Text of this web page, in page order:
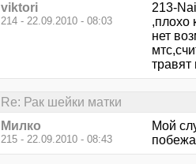
viktori
214 - 22.09.2010 - 08:03
213-
,плохо
нет
травят
Re: Рак шейки матки
Милко
215 - 22.09.2010 - 08:43
Мой